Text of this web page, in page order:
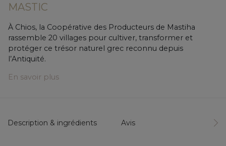
MASTIC
À Chios, la Coopérative des Producteurs de Mastiha
rassemble 20 villages pour cultiver, transformer et
protéger ce trésor naturel grec reconnu depuis
l’Antiquité.
En savoir plus
Description & ingrédients Avis